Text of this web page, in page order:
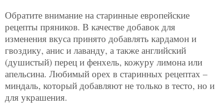
Обратите внимание на старинные европейские
рецепты пряников. В качестве добавок для
изменения вкуса принято добавлять кардамон и
гвоздику, анис и лаванду, а также английский
(душистый) перец и фенхель, кожуру лимона или
апельсина. Любимый орех в старинных рецептах –
миндаль, который добавляют не только в тесто, но и
для украшения.